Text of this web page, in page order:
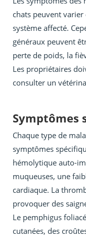
chats peuvent
système affecté.
généraux peuvent
perte de poids, la
Les propriétaires
consulter un
Symptômes
Chaque type de
symptômes
hémolytique auto-
muqueuses, une
cardiaque. La
provoquer des
Le pemphigus
cutanées, des